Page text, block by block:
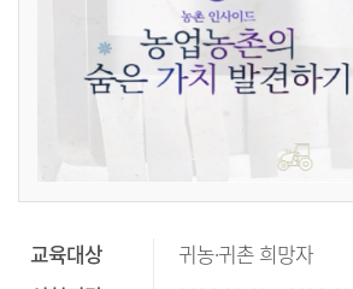
교육대상
귀농·귀촌 희망자